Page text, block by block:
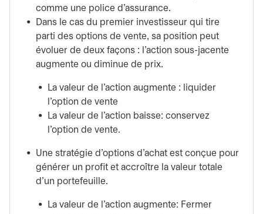
comme une police d’assurance.
Dans le cas du premier investisseur qui tire
parti des options de vente, sa position peut
évoluer de deux façons : l’action sous-jacente
augmente ou diminue de prix.
La valeur de l’action augmente : liquider
l’option de vente
La valeur de l’action baisse: conservez
l’option de vente.
Une stratégie d’options d’achat est conçue pour
générer un profit et accroître la valeur totale
d’un portefeuille.
La valeur de l’action augmente: Fermer